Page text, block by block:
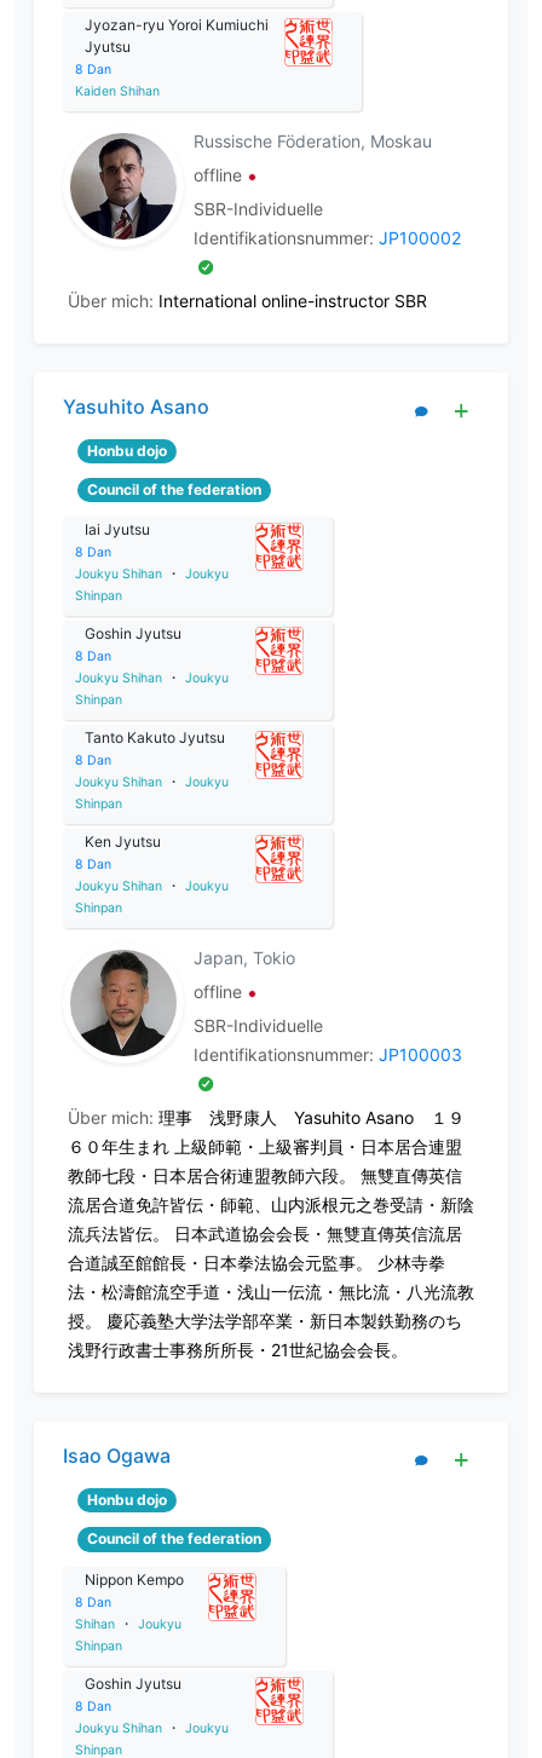
Jyozan-ryu Yoroi Kumiuchi
Jyutsu
8 Dan
Kaiden Shihan
Russische Föderation, Moskau
offline
SBR-Individuelle
Identifikationsnummer: JP100002
Über mich: International online-instructor SBR
Yasuhito Asano
Honbu dojo
Council of the federation
Iai Jyutsu
8 Dan
Joukyu Shihan
・
Joukyu
Shinpan
Goshin Jyutsu
8 Dan
Joukyu Shihan
・
Joukyu
Shinpan
Tanto Kakuto Jyutsu
8 Dan
Joukyu Shihan
・
Joukyu
Shinpan
Ken Jyutsu
8 Dan
Joukyu Shihan
・
Joukyu
Shinpan
Japan, Tokio
offline
SBR-Individuelle
Identifikationsnummer: JP100003
Über mich: 理事 浅野康人 Yasuhito Asano １９
６０年生まれ 上級師範・上級審判員・日本居合連盟
教師七段・日本居合術連盟教師六段。 無雙直傳英信
流居合道免許皆伝・師範、山内派根元之巻受請・新陰
流兵法皆伝。 日本武道協会会長・無雙直傳英信流居
合道誠至館館長・日本拳法協会元監事。 少林寺拳
法・松濤館流空手道・浅山一伝流・無比流・八光流教
授。 慶応義塾大学法学部卒業・新日本製鉄勤務のち
浅野行政書士事務所所長・21世紀協会会長。
Isao Ogawa
Honbu dojo
Council of the federation
Nippon Kempo
8 Dan
Shihan
・
Joukyu
Shinpan
Goshin Jyutsu
8 Dan
Joukyu Shihan
・
Joukyu
Shinpan